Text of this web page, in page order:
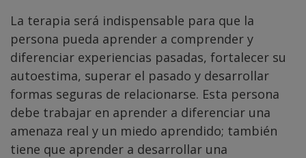
La terapia será indispensable para que la
persona pueda aprender a comprender y
diferenciar experiencias pasadas, fortalecer su
autoestima, superar el pasado y desarrollar
formas seguras de relacionarse. Esta persona
debe trabajar en aprender a diferenciar una
amenaza real y un miedo aprendido; también
tiene que aprender a desarrollar una